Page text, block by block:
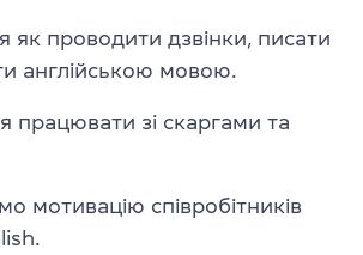
як проводити дзвінки, писати
англійською мовою.
працювати зі скаргами та
мотивацію співробітників